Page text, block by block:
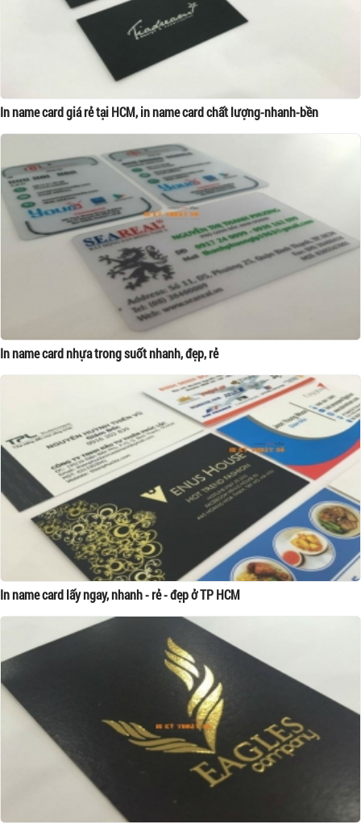
In name card giá rẻ tại HCM, in name card chất lượng-nhanh-bền
In name card nhựa trong suốt nhanh, đẹp, rẻ
In name card lấy ngay, nhanh - rẻ - đẹp ở TP HCM